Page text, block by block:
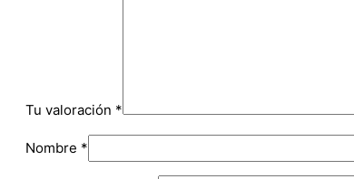
Tu valoración *
Nombre *